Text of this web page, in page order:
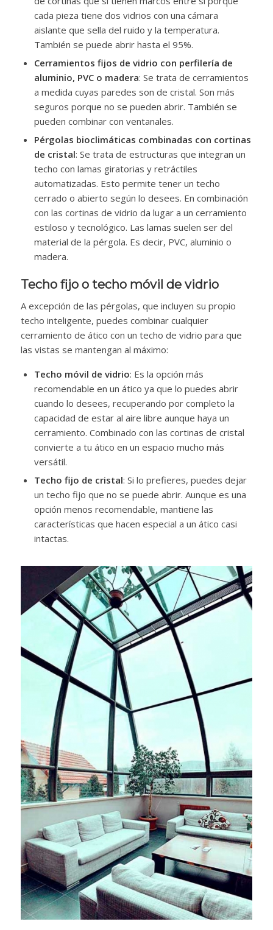
cada pieza tiene dos vidrios con una cámara
aislante que sella del ruido y la temperatura.
También se puede abrir hasta el 95%.
Cerramientos fijos de vidrio con perfilería de
aluminio, PVC o madera: Se trata de cerramientos
a medida cuyas paredes son de cristal. Son más
seguros porque no se pueden abrir. También se
pueden combinar con ventanales.
Pérgolas bioclimáticas combinadas con cortinas
de cristal: Se trata de estructuras que integran un
techo con lamas giratorias y retráctiles
automatizadas. Esto permite tener un techo
cerrado o abierto según lo desees. En combinación
con las cortinas de vidrio da lugar a un cerramiento
estiloso y tecnológico. Las lamas suelen ser del
material de la pérgola. Es decir, PVC, aluminio o
madera.
Techo fijo o techo móvil de vidrio
A excepción de las pérgolas, que incluyen su propio
techo inteligente, puedes combinar cualquier
cerramiento de ático con un techo de vidrio para que
las vistas se mantengan al máximo:
Techo móvil de vidrio: Es la opción más
recomendable en un ático ya que lo puedes abrir
cuando lo desees, recuperando por completo la
capacidad de estar al aire libre aunque haya un
cerramiento. Combinado con las cortinas de cristal
convierte a tu ático en un espacio mucho más
versátil.
Techo fijo de cristal: Si lo prefieres, puedes dejar
un techo fijo que no se puede abrir. Aunque es una
opción menos recomendable, mantiene las
características que hacen especial a un ático casi
intactas.